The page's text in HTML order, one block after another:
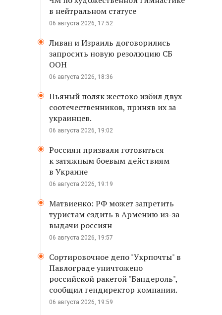
в нейтральном статусе
06 августа 2026, 17:52
Ливан и Израиль договорились
запросить новую резолюцию СБ
ООН
06 августа 2026, 18:36
Пьяный поляк жестоко избил двух
соотечественников, приняв их за
украинцев.
06 августа 2026, 19:02
Россиян призвали готовиться
к затяжным боевым действиям
в Украине
06 августа 2026, 19:19
Матвиенко: РФ может запретить
туристам ездить в Армению из-за
выдачи россиян
06 августа 2026, 19:57
Сортировочное депо "Укрпочты" в
Павлограде уничтожено
российской ракетой "Бандероль",
сообщил гендиректор компании.
06 августа 2026, 19:59